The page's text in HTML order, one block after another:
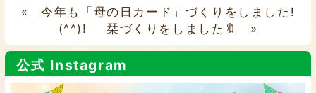
«
今年も「母の日カード」づくりをしました!
(^^)!
栞づくりをしました🔖 »
公式 Instagram